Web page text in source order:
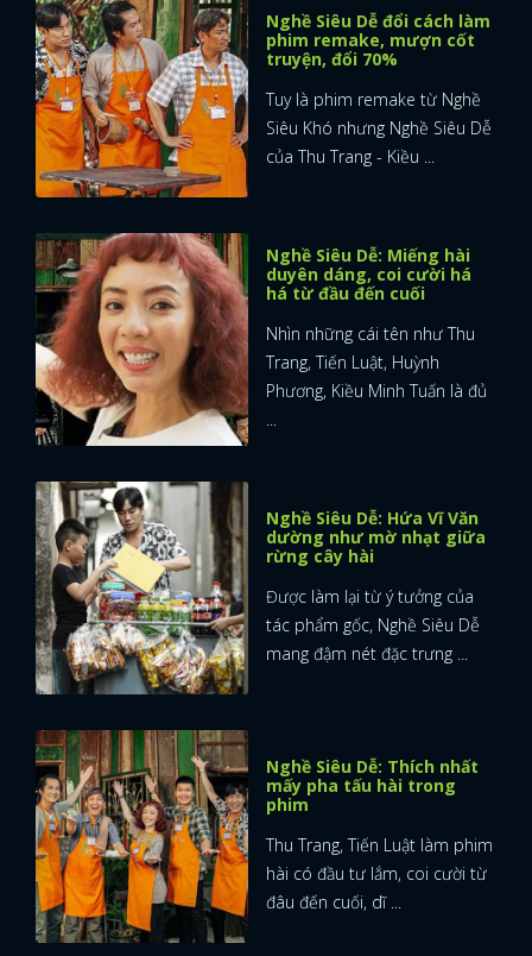
Nghề Siêu Dễ đổi cách làm
phim remake, mượn cốt
truyện, đổi 70%
Tuy là phim remake từ Nghề
Siêu Khó nhưng Nghề Siêu Dễ
của Thu Trang - Kiều ...
Nghề Siêu Dễ: Miếng hài
duyên dáng, coi cười há
há từ đầu đến cuối
Nhìn những cái tên như Thu
Trang, Tiến Luật, Huỳnh
Phương, Kiều Minh Tuấn là đủ
...
Nghề Siêu Dễ: Hứa Vĩ Văn
dường như mờ nhạt giữa
rừng cây hài
Được làm lại từ ý tưởng của
tác phẩm gốc, Nghề Siêu Dễ
mang đậm nét đặc trưng ...
Nghề Siêu Dễ: Thích nhất
mấy pha tấu hài trong
phim
Thu Trang, Tiến Luật làm phim
hài có đầu tư lắm, coi cười từ
đâu đến cuối, dĩ ...